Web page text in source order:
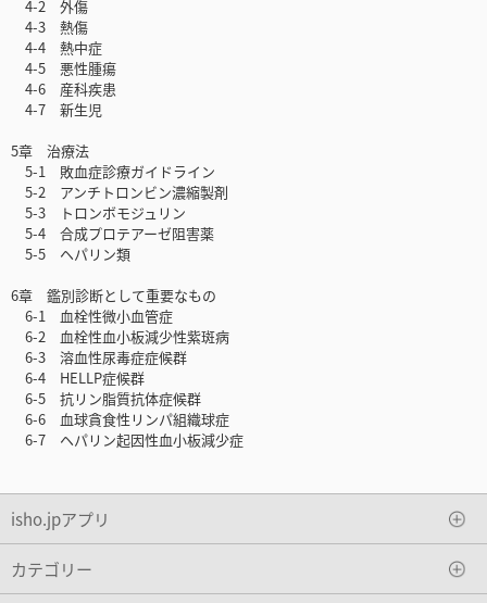
4-2 外傷
4-3 熱傷
4-4 熱中症
4-5 悪性腫瘍
4-6 産科疾患
4-7 新生児
5章 治療法
5-1 敗血症診療ガイドライン
5-2 アンチトロンビン濃縮製剤
5-3 トロンボモジュリン
5-4 合成プロテアーゼ阻害薬
5-5 ヘパリン類
6章 鑑別診断として重要なもの
6-1 血栓性微小血管症
6-2 血栓性血小板減少性紫斑病
6-3 溶血性尿毒症症候群
6-4 HELLP症候群
6-5 抗リン脂質抗体症候群
6-6 血球貪食性リンパ組織球症
6-7 ヘパリン起因性血小板減少症
isho.jpアプリ
カテゴリー